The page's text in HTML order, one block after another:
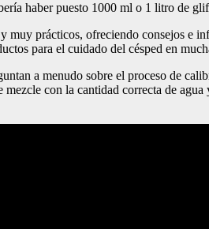
haber puesto 1000 ml o 1 litro de
prácticos, ofreciendo consejos e
para el cuidado del césped en
a menudo sobre el proceso de
con la cantidad correcta de